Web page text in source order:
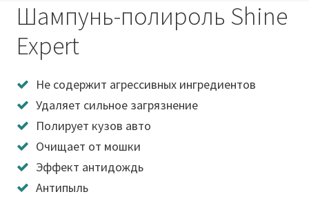
Шампунь-полироль Shine
Expert
Не содержит агрессивных ингредиентов
Удаляет сильное загрязнение
Полирует кузов авто
Очищает от мошки
Эффект антидождь
Антипыль